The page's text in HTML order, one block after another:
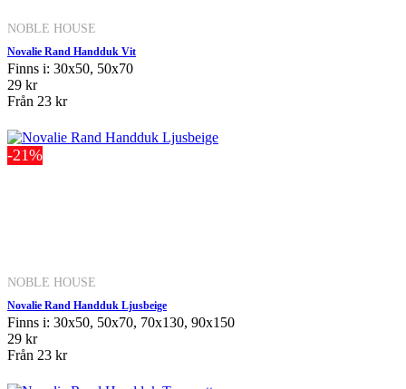
NOBLE HOUSE
Novalie Rand Handduk Vit
Finns i: 30x50, 50x70
29 kr
Från 23 kr
-21%
NOBLE HOUSE
Novalie Rand Handduk Ljusbeige
Finns i: 30x50, 50x70, 70x130, 90x150
29 kr
Från 23 kr